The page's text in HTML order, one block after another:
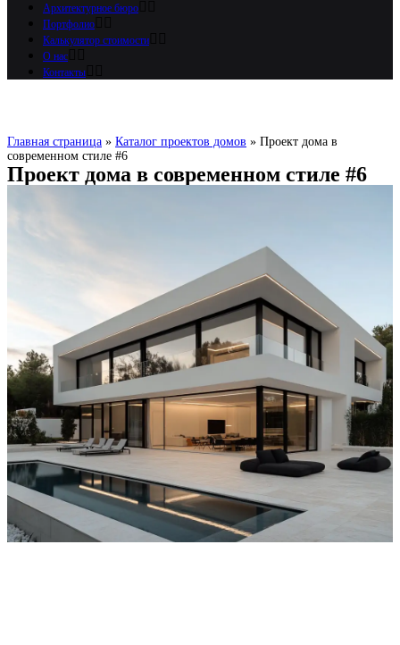
Архитектурное бюро
Портфолио
Калькулятор стоимости
О нас
Контакты
Главная страница » Каталог проектов домов » Проект дома в
современном стиле #6
Проект дома в современном стиле #6